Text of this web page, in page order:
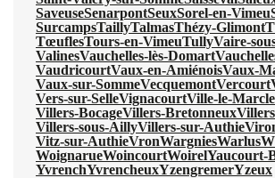
SaveuseSenarpontSeuxSorel-en-Vimeu
SurcampsTaillyTalmasThézy-Glimont
TœuflesTours-en-VimeuTullyVaire-
ValinesVauchelles-lès-Domart
VaudricourtVaux-en-AmiénoisVaux-
Vaux-sur-SommeVecquemontVercourt
Vers-sur-SelleVignacourtVille-le-
Villers-BocageVillers-Bretonneux
Villers-sous-AillyVillers-sur-Authie
Vitz-sur-AuthieVronWargniesWarlus
WoignarueWoincourtWoirelYaucourt-
YvrenchYvrencheuxYzengremerYzeux